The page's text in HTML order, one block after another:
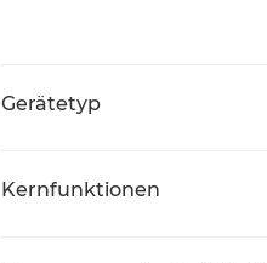
Gerätetyp
Kernfunktionen